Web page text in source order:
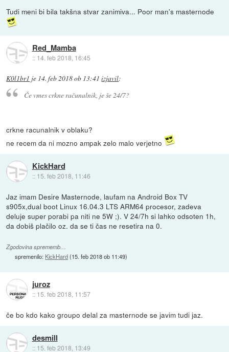
Tudi meni bi bila takšna stvar zanimiva... Poor man's masternode
Red_Mamba
:: 14. feb 2018, 16:45
K0l1br1 je 14. feb 2018 ob 13:41 izjavil:
Če vmes crkne računalnik, je še 24/7?
crkne racunalnik v oblaku?
ne recem da ni mozno ampak zelo malo verjetno
KickHard
:: 15. feb 2018, 11:46
Jaz imam Desire Masternode, laufam na Android Box TV
s905x,dual boot Linux 16.04.3 LTS ARM64 procesor, zadeva
deluje super porabi pa niti ne 5W ;). V 24/7h si lahko odsoten 1h,
da dobiš plačilo oz. da se ti čas ne resetira na 0.
Zgodovina sprememb…
spremenilo: KickHard(15. feb 2018 ob 11:49)
juroz
:: 15. feb 2018, 11:57
če bo kdo kako groupo delal za masternode se javim tudi jaz.
desmill
:: 15. feb 2018, 13:49